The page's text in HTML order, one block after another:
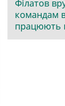
Філатов
командам
працюють